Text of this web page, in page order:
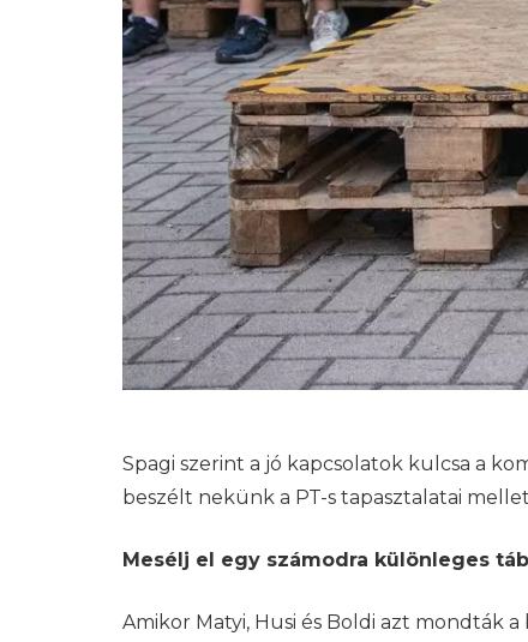
Spagi szerint a jó kapcsolatok kulcsa a
beszélt nekünk a PT-s tapasztalatai
Mesélj el egy számodra különleges
Amikor Matyi, Husi és Boldi azt mondták